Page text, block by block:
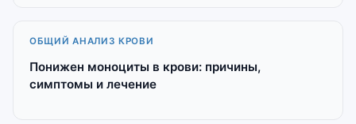
ОБЩИЙ АНАЛИЗ КРОВИ
Понижен моноциты в крови: причины,
симптомы и лечение